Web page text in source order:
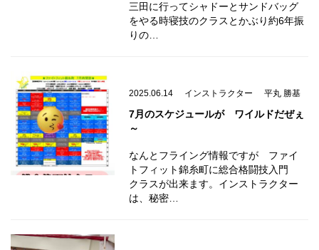
三田に行ってシャドーとサンドバッグ
をやる時寝技のクラスとかぶり約6年振
りの…
2025.06.14 インストラクター 平丸 勝基
7月のスケジュールが ワイルドだぜぇ
～
なんとフライング情報ですが ファイ
トフィット錦糸町に総合格闘技入門
クラスが出来ます。インストラクター
は、秘密…